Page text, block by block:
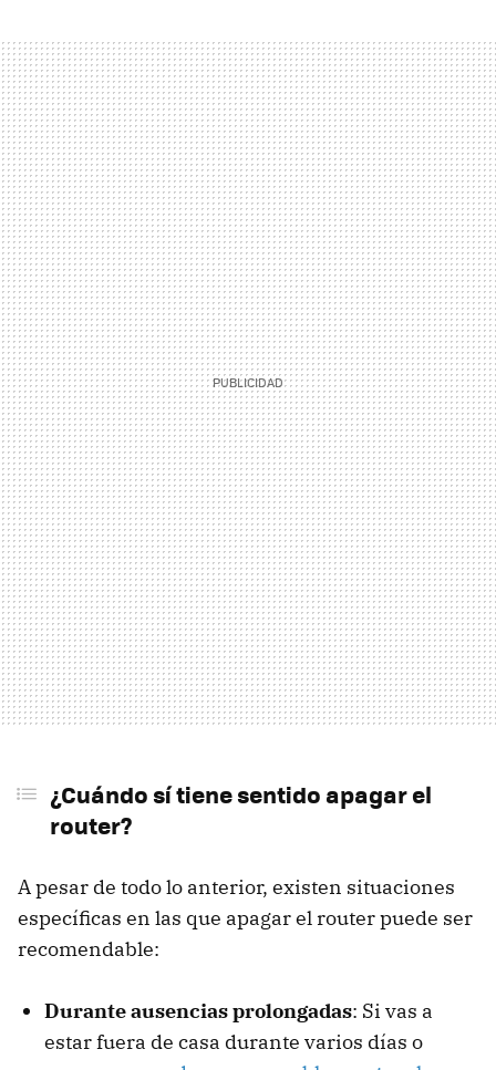
¿Cuándo sí tiene sentido apagar el
router?
A pesar de todo lo anterior, existen situaciones
específicas en las que apagar el router puede ser
recomendable:
Durante ausencias prolongadas: Si vas a
estar fuera de casa durante varios días o